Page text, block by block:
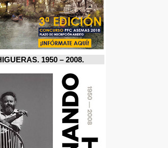
1950 – 2008.